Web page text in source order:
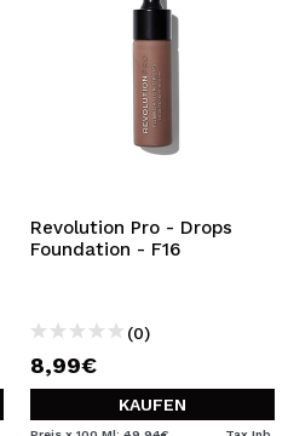
Revolution Pro - Drops
Foundation - F16
(0)
8,99€
KAUFEN